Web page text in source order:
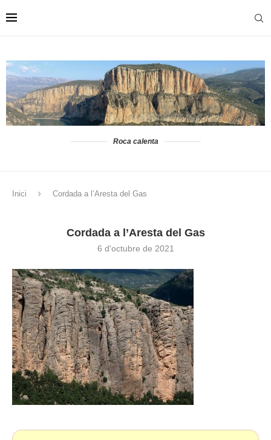
Roca calenta
Inici Cordada a l’Aresta del Gas
Cordada a l’Aresta del Gas
6 d'octubre de 2021